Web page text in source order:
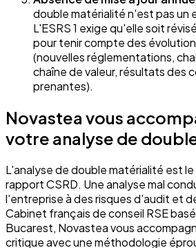
double matérialité n'est pas un
L'ESRS 1 exige qu'elle soit
pour tenir compte des
(nouvelles réglementations,
chaîne de valeur, résultats des
prenantes).
Novastea vous
votre analyse de
L'analyse de double matérialité est
rapport CSRD. Une analyse mal
l'entreprise à des risques d'audit et
Cabinet français de conseil RSE
Bucarest, Novastea vous
critique avec une méthodologie